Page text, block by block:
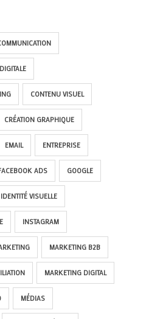
CONTENU VISUEL
CRÉATION GRAPHIQUE
EMAIL ENTREPRISE
ADS GOOGLE
IDENTITÉ VISUELLE
INSTAGRAM
MARKETING B2B
MARKETING DIGITAL
MÉDIAS